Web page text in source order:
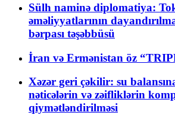
Sülh naminə diplomatiya:
əməliyyatlarının
bərpası təşəbbüsü
İran və Ermənistan öz
Xəzər geri çəkilir: su
nəticələrin və zəifliklərin
qiymətləndirilməsi